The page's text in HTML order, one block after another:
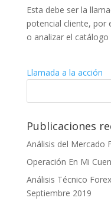
Esta debe ser la
potencial cliente, por
o analizar el
Llamada a la acción
Publicaciones
Análisis del Mercado
Operación En Mi
Análisis Técnico
Septiembre 2019